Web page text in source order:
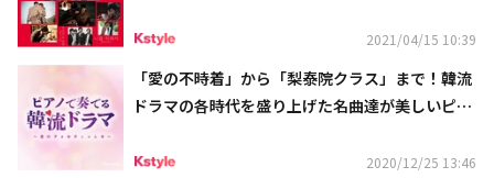
2021/04/15 10:39
「愛の不時着」から「梨泰院クラス」まで！韓流
ドラマの各時代を盛り上げた名曲達が美しいピア
2020/12/25 13:46